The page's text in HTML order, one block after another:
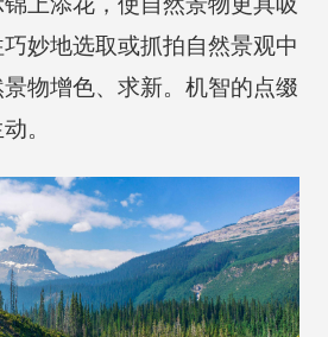
妙地选取或抓拍自然景观中
物增色、求新。机智的点缀
。